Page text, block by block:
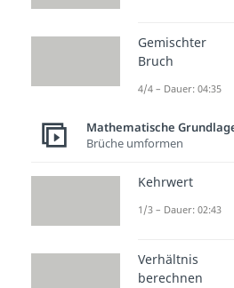
In der
Gemischter
Bruch
4/4 – Dauer: 04:35
Mathematische
Brüche umformen
Kehrwert
1/3 – Dauer: 02:43
Verhältnis
berechnen